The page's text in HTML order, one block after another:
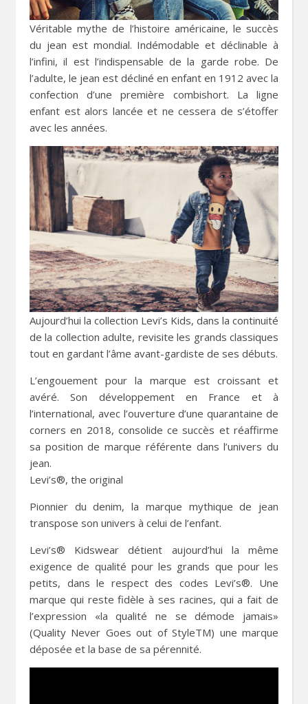
Véritable mythe de l’histoire américaine, le succès
du jean est mondial. Indémodable et déclinable à
l’infini, il est l’indispensable de la garde robe. De
l’adulte, le jean est décliné en enfant en 1912 avec la
confection d’une première combishort. La ligne
enfant est alors lancée et ne cessera de s’étoffer
avec les années.
Aujourd’hui la collection Levi’s Kids, dans la continuité
de la collection adulte, revisite les grands classiques
tout en gardant l’âme avant-gardiste de ses débuts.
L’engouement pour la marque est croissant et
avéré. Son développement en France et à
l’international, avec l’ouverture d’une quarantaine de
corners en 2018, consolide ce succès et réaffirme
sa position de marque référente dans l’univers du
jean.
Levi’s®, the original
Pionnier du denim, la marque mythique de jean
transpose son univers à celui de l’enfant.
Levi’s® Kidswear détient aujourd’hui la même
exigence de qualité pour les grands que pour les
petits, dans le respect des codes Levi’s®. Une
marque qui reste fidèle à ses racines, qui a fait de
l’expression «la qualité ne se démode jamais»
(Quality Never Goes out of StyleTM) une marque
déposée et la base de sa pérennité.